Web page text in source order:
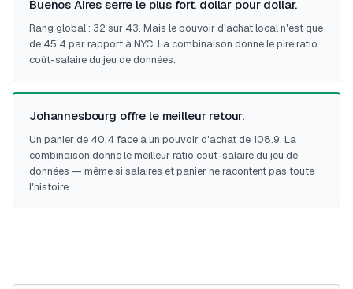
Buenos Aires serre le plus fort, dollar pour dollar.
Rang global : 32 sur 43. Mais le pouvoir d'achat local n'est que
de 45.4 par rapport à NYC. La combinaison donne le pire ratio
coût-salaire du jeu de données.
Johannesbourg offre le meilleur retour.
Un panier de 40.4 face à un pouvoir d'achat de 108.9. La
combinaison donne le meilleur ratio coût-salaire du jeu de
données — même si salaires et panier ne racontent pas toute
l'histoire.